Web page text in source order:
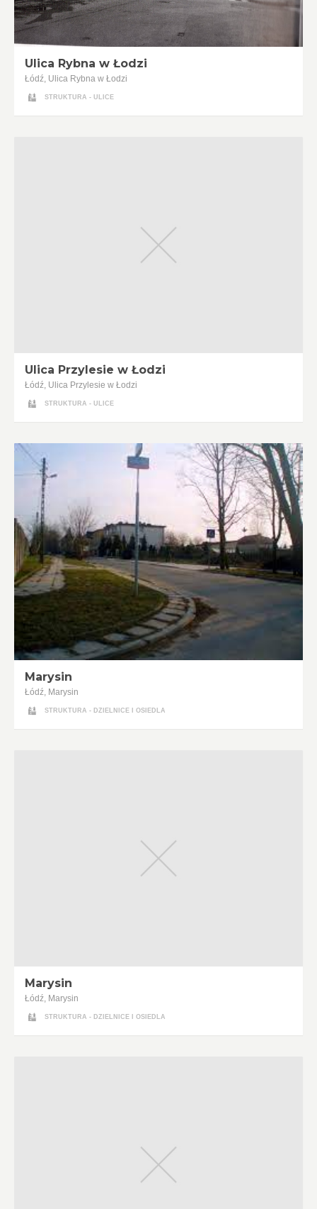
Ulica Rybna w Łodzi
Łódź, Ulica Rybna w Łodzi
STRUKTURA - ULICE
Ulica Przylesie w Łodzi
Łódź, Ulica Przylesie w Łodzi
STRUKTURA - ULICE
Marysin
Łódź, Marysin
STRUKTURA - DZIELNICE I OSIEDLA
Marysin
Łódź, Marysin
STRUKTURA - DZIELNICE I OSIEDLA